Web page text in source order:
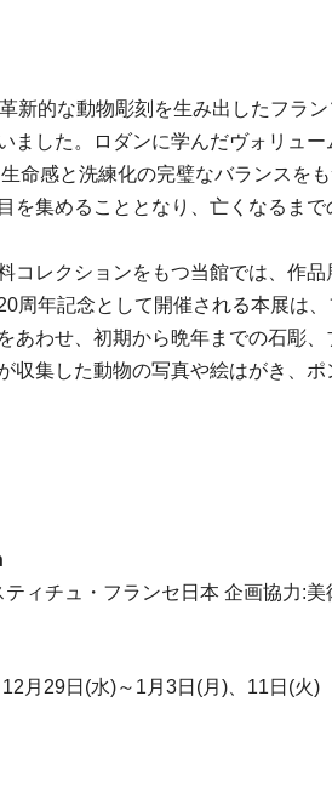
新的な動物彫刻を生み出したフラ
ました。ロダンに学んだヴォリュ
命感と洗練化の完璧なバランスを
を集めることとなり、亡くなるま
コレクションをもつ当館では、作
周年記念として開催される本展は
あわせ、初期から晩年までの石彫
収集した動物の写真や絵はがき、
ィチュ・フランセ日本 企画協力:
月29日(水)～1月3日(月)、11日(火)